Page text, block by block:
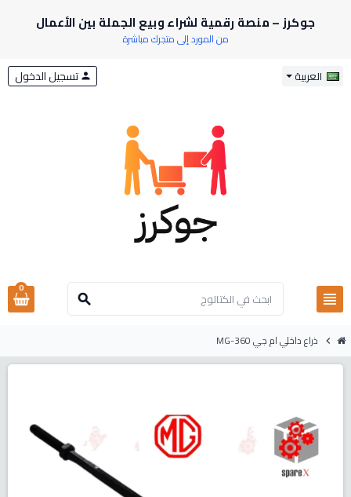
جوكرز – منصة رقمية لشراء وبيع الجملة بين الأعمال
من المورد إلى متجرك مباشرة
العربية
view_headline
search
person تسجيل الدخول
0
chevron_right ذراع داخلي ام جي MG-360